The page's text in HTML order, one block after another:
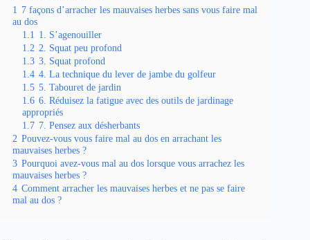
1 7 façons d’arracher les mauvaises herbes sans vous faire mal
au dos
1.1 1. S’agenouiller
1.2 2. Squat peu profond
1.3 3. Squat profond
1.4 4. La technique du lever de jambe du golfeur
1.5 5. Tabouret de jardin
1.6 6. Réduisez la fatigue avec des outils de jardinage
appropriés
1.7 7. Pensez aux désherbants
2 Pouvez-vous vous faire mal au dos en arrachant les
mauvaises herbes ?
3 Pourquoi avez-vous mal au dos lorsque vous arrachez les
mauvaises herbes ?
4 Comment arracher les mauvaises herbes et ne pas se faire
mal au dos ?